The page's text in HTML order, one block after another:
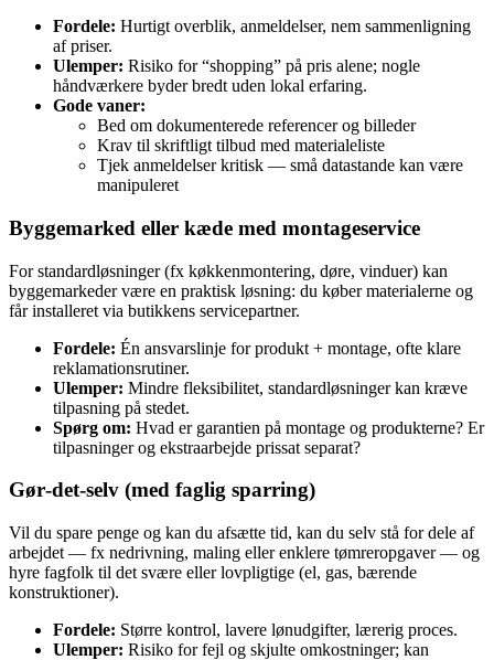
Fordele: Hurtigt overblik, anmeldelser, nem sammenligning
af priser.
Ulemper: Risiko for “shopping” på pris alene; nogle
håndværkere byder bredt uden lokal erfaring.
Gode vaner:
Bed om dokumenterede referencer og billeder
Krav til skriftligt tilbud med materialeliste
Tjek anmeldelser kritisk — små datastande kan være
manipuleret
Byggemarked eller kæde med montageservice
For standardløsninger (fx køkkenmontering, døre, vinduer) kan
byggemarkeder være en praktisk løsning: du køber materialerne og
får installeret via butikkens servicepartner.
Fordele: Én ansvarslinje for produkt + montage, ofte klare
reklamationsrutiner.
Ulemper: Mindre fleksibilitet, standardløsninger kan kræve
tilpasning på stedet.
Spørg om: Hvad er garantien på montage og produkterne? Er
tilpasninger og ekstraarbejde prissat separat?
Gør‑det‑selv (med faglig sparring)
Vil du spare penge og kan du afsætte tid, kan du selv stå for dele af
arbejdet — fx nedrivning, maling eller enklere tømreropgaver — og
hyre fagfolk til det svære eller lovpligtige (el, gas, bærende
konstruktioner).
Fordele: Større kontrol, lavere lønudgifter, lærerig proces.
Ulemper: Risiko for fejl og skjulte omkostninger; kan